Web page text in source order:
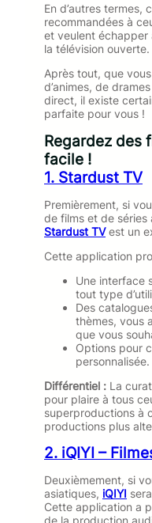
En d’autres termes,
recommandées à
et veulent échapper
la télévision ouverte.
Après tout, que
d’animes, de
direct, il existe
parfaite pour vous !
Regardez des
facile !
1. Stardust TV
Premièrement, si
de films et de séries
Stardust TVest un
Cette application
Une interface
tout type
Des
thèmes, vous
que vous
Options pour
personnalisée.
Différentiel : La
pour plaire à tous
superproductions à
productions plus
2. iQIYI –
Deuxièmement, si
asiatiques, iQIYI
Cette application a